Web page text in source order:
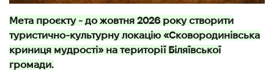
Мета проєкту - до жовтня 2026 року створити
туристично-культурну локацію «Сковородинівська
криниця мудрості» на території Біляївської
громади.